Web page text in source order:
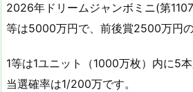
2026年ドリームジャンボミニ(第
等は5000万円で、前後賞2500万円の
1等は1ユニット（1000万枚）内に5
当選確率は1/200万です。